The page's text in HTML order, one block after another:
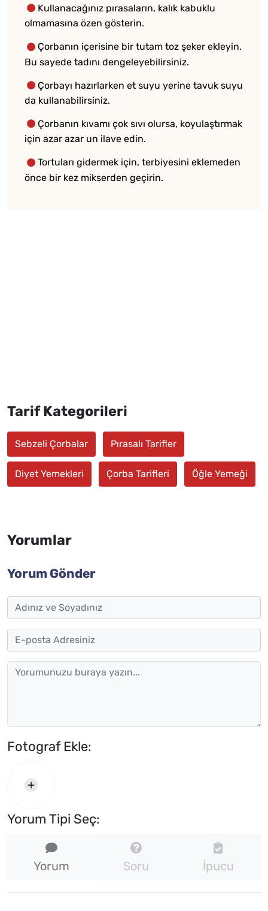
Kullanacağınız pırasaların, kalık kabuklu
olmamasına özen gösterin.
Çorbanın içerisine bir tutam toz şeker ekleyin.
Bu sayede tadını dengeleyebilirsiniz.
Çorbayı hazırlarken et suyu yerine tavuk suyu
da kullanabilirsiniz.
Çorbanın kıvamı çok sıvı olursa, koyulaştırmak
için azar azar un ilave edin.
Tortuları gidermek için, terbiyesini eklemeden
önce bir kez mikserden geçirin.
Tarif Kategorileri
Sebzeli Çorbalar Pırasalı Tarifler
Diyet Yemekleri Çorba Tarifleri Öğle Yemeği
Yorumlar
Yorum Gönder
Fotograf Ekle:
Yorum Tipi Seç:
Yorum Soru İpucu